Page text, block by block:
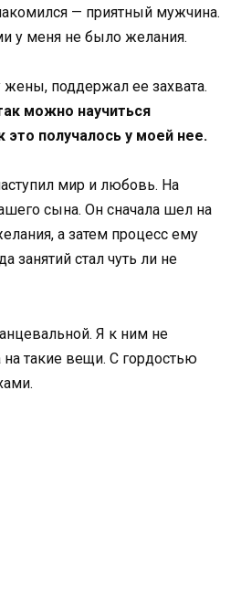
— приятный мужчина.
у меня не было желания.
поддержал ее захвата.
можно научиться
это получалось у моей нее.
мир и любовь. На
сына. Он сначала шел на
а затем процесс ему
занятий стал чуть ли не
Я к ним не
на такие вещи. С гордостью